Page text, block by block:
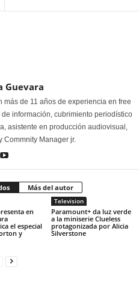
Guevara
de 11 años de experiencia en free
información, cubrimiento periodístico
asistente en producción audiovisual,
Commnity Manager jr.
Más del autor
en
el especial
y
Television
Paramount+ da luz verde
a la miniserie Clueless
protagonizada por Alicia
Silverstone